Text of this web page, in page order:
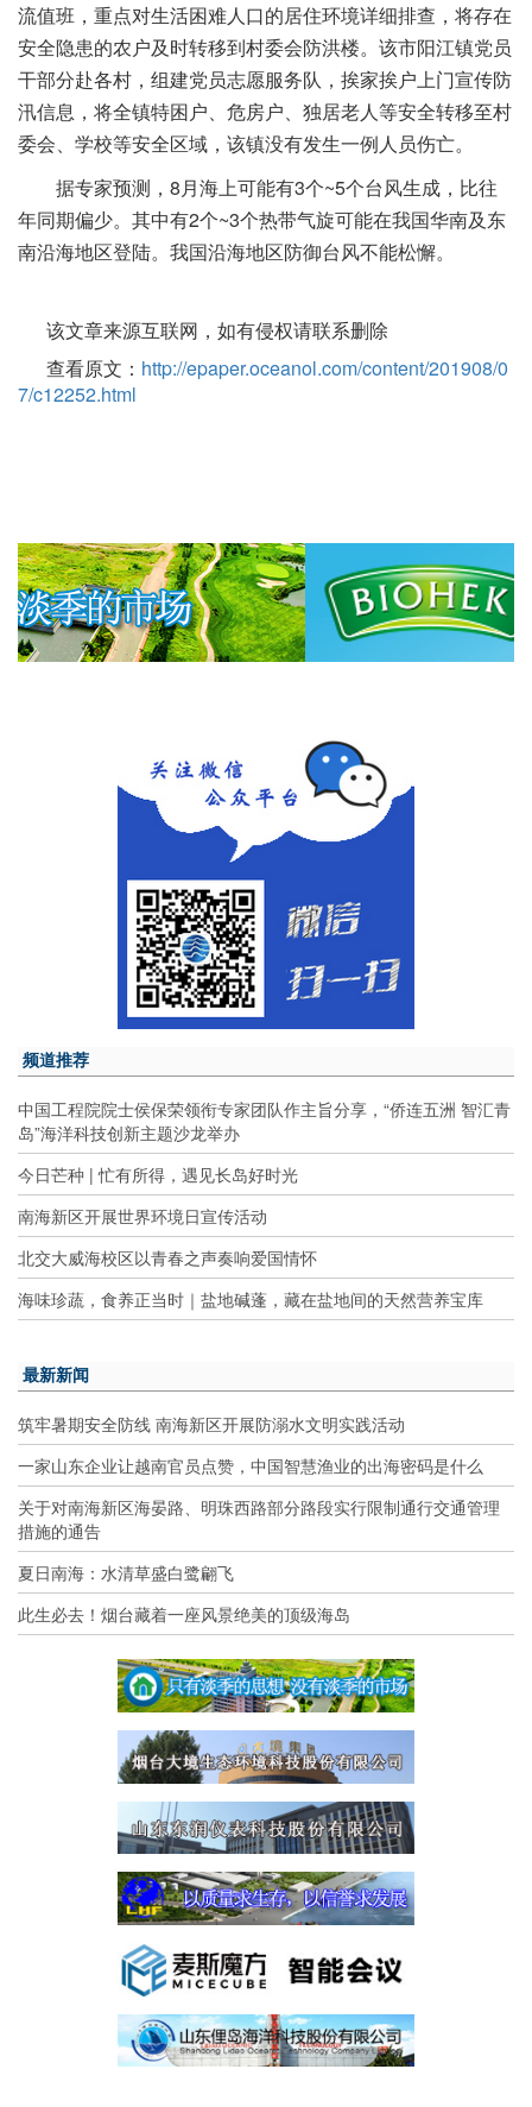
流值班，重点对生活困难人口的居住环境详细排查，将存在
安全隐患的农户及时转移到村委会防洪楼。该市阳江镇党员
干部分赴各村，组建党员志愿服务队，挨家挨户上门宣传防
汛信息，将全镇特困户、危房户、独居老人等安全转移至村
委会、学校等安全区域，该镇没有发生一例人员伤亡。
据专家预测，8月海上可能有3个~5个台风生成，比往
年同期偏少。其中有2个~3个热带气旋可能在我国华南及东
南沿海地区登陆。我国沿海地区防御台风不能松懈。
该文章来源互联网，如有侵权请联系删除
查看原文： http://epaper.oceanol.com/content/201908/0
7/c12252.html
频道推荐
中国工程院院士侯保荣领衔专家团队作主旨分享，“侨连五洲 智汇青
岛”海洋科技创新主题沙龙举办
今日芒种 | 忙有所得，遇见长岛好时光
南海新区开展世界环境日宣传活动
北交大威海校区以青春之声奏响爱国情怀
海味珍蔬，食养正当时｜盐地碱蓬，藏在盐地间的天然营养宝库
最新新闻
筑牢暑期安全防线 南海新区开展防溺水文明实践活动
一家山东企业让越南官员点赞，中国智慧渔业的出海密码是什么
关于对南海新区海晏路、明珠西路部分路段实行限制通行交通管理
措施的通告
夏日南海：水清草盛白鹭翩飞
此生必去！烟台藏着一座风景绝美的顶级海岛